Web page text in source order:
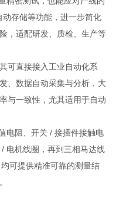
存储等功能，进一步简化
，适配研发、质检、生产等
可直接接入工业自动化系
、数据自动采集与分析，大
与一致性，尤其适用于自动
电阻、开关 / 接插件接触电
电机线圈，再到三相马达线
可提供精准可靠的测量结